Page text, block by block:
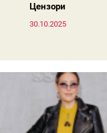
Цензори
30.10.2025